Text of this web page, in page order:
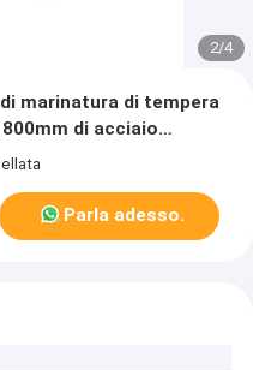
2/4
marinatura di tempera
di acciaio
Parla adesso.